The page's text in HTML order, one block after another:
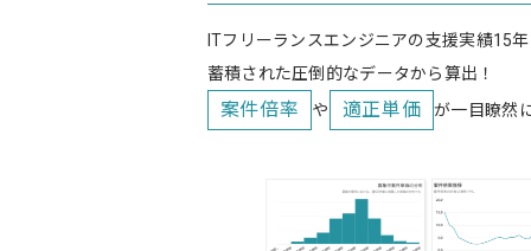
ITフリーランスエンジニアの支援実績15
蓄積された圧倒的なデータから算出！
案件倍率 や 適正単価 が一目瞭然